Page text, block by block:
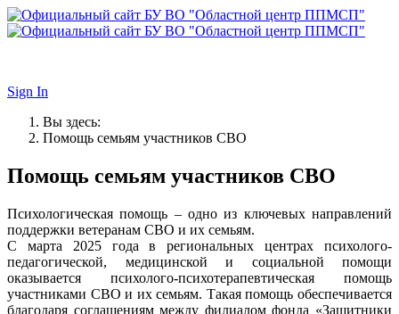
Sign In
Вы здесь:
Помощь семьям участников СВО
Помощь семьям участников СВО
Психологическая помощь – одно из ключевых направлений
поддержки ветеранам СВО и их семьям.
С марта 2025 года в региональных центрах психолого-
педагогической, медицинской и социальной помощи
оказывается психолого-психотерапевтическая помощь
участниками СВО и их семьям. Такая помощь обеспечивается
благодаря соглашениям между филиалом фонда «Защитники